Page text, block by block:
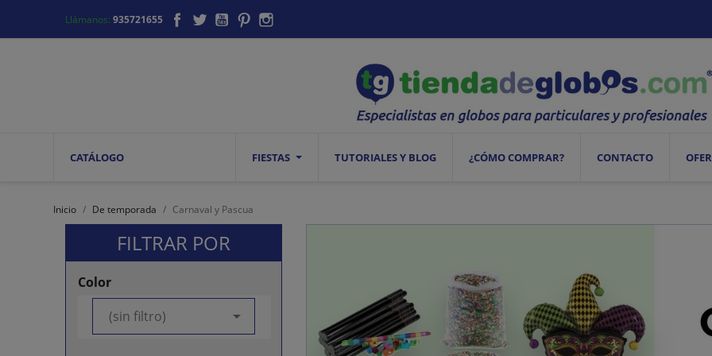
Llámanos:935721655 Facebook
TwitterYouTubePinterest
CATÁLOGO FIESTAS TUTORIALES Y BLOG ¿CÓMO COMPRAR? CONTACTO
Inicio De temporada Carnaval y Pascua
FILTRAR POR
Color
(sin filtro)
